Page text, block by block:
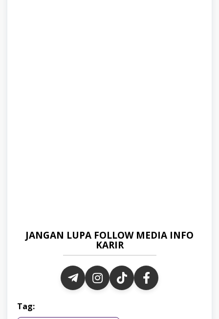
JANGAN LUPA FOLLOW MEDIA INFO
KARIR
Tag: